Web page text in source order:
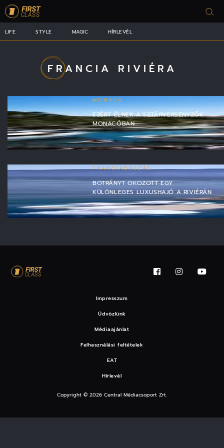
LIFE STYLE MAGIC HÍRLEVÉL
FRANCIA RIVIÉRA
MONACO
EZÉRT ÉLNEK A SZTÁRVERSENYZŐK
MONACÓBAN
FRANCIAORSZÁG
BOTRÁNYT OKOZOTT EGY
KÜLÖNLEGES LUXUSHAJÓ A RIVIÉRÁN
Impresszum
Üdvözlünk
Médiaajánlat
Felhasználási feltételek
EAT
Hírlevél
Copyright © 2026 Central Médiacsoport Zrt.